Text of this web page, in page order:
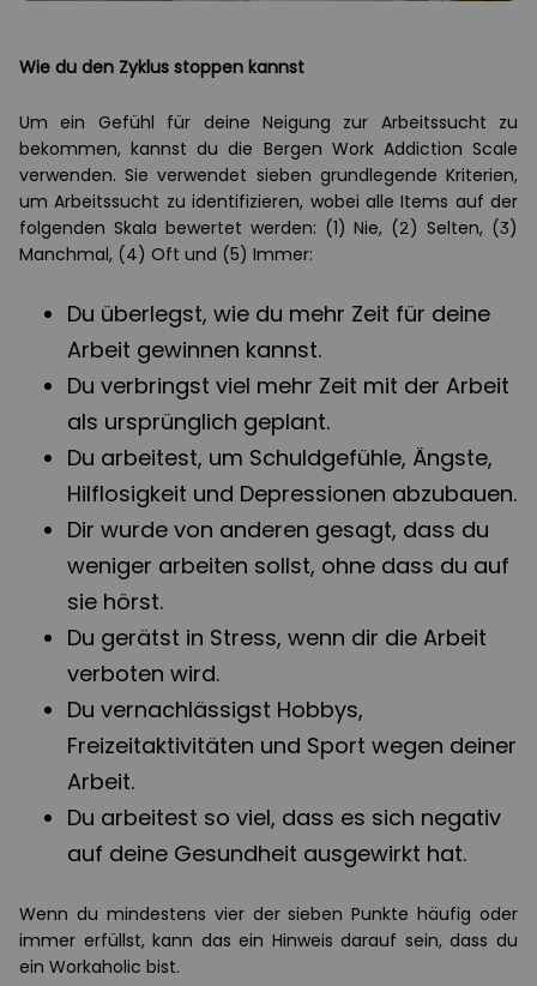
Wie du den Zyklus stoppen kannst
Um ein Gefühl für deine Neigung zur Arbeitssucht zu
bekommen, kannst du die Bergen Work Addiction Scale
verwenden. Sie verwendet sieben grundlegende Kriterien,
um Arbeitssucht zu identifizieren, wobei alle Items auf der
folgenden Skala bewertet werden: (1) Nie, (2) Selten, (3)
Manchmal, (4) Oft und (5) Immer:
Du überlegst, wie du mehr Zeit für deine
Arbeit gewinnen kannst.
Du verbringst viel mehr Zeit mit der Arbeit
als ursprünglich geplant.
Du arbeitest, um Schuldgefühle, Ängste,
Hilflosigkeit und Depressionen abzubauen.
Dir wurde von anderen gesagt, dass du
weniger arbeiten sollst, ohne dass du auf
sie hörst.
Du gerätst in Stress, wenn dir die Arbeit
verboten wird.
Du vernachlässigst Hobbys,
Freizeitaktivitäten und Sport wegen deiner
Arbeit.
Du arbeitest so viel, dass es sich negativ
auf deine Gesundheit ausgewirkt hat.
Wenn du mindestens vier der sieben Punkte häufig oder
immer erfüllst, kann das ein Hinweis darauf sein, dass du
ein Workaholic bist.